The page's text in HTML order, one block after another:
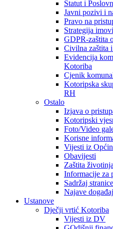
Statut i
Javni pozivi i
Pravo na
Strategija
GDPR-zaštita
Civilna zaštita
Evidencija
Kotoriba
Cjenik
Kotoripska
RH
Ostalo
Izjava o
Kotoripski
Foto/Video
Korisne
Vijesti iz
Obavijesti
Zaštita životinja
Informacije za
Sadržaj stranice
Najave
Ustanove
Dječji vrtić Kotoriba
Vijesti iz DV